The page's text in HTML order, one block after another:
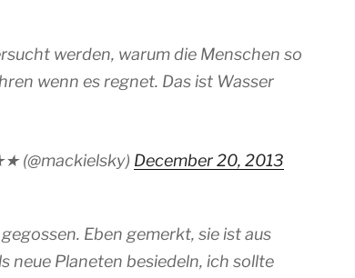
werden, warum die Menschen so
wenn es regnet. Das ist Wasser
December 20, 2013
Eben gemerkt, sie ist aus
neue Planeten besiedeln, ich sollte